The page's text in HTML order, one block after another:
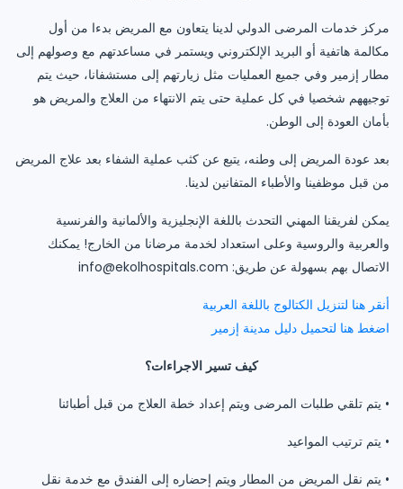
مركز خدمات المرضى الدولي لدينا يتعاون مع المريض بدءا من أول
مكالمة هاتفية أو البريد الإلكتروني ويستمر في مساعدتهم مع وصولهم إلى
مطار إزمير وفي جميع العمليات مثل زيارتهم إلى مستشفانا، حيث يتم
توجيههم شخصيا في كل عملية حتى يتم الانتهاء من العلاج والمريض هو
بأمان العودة إلى الوطن.
بعد عودة المريض إلى وطنه، يتبع عن كثب عملية الشفاء بعد علاج المريض
من قبل موظفينا والأطباء المتفانين لدينا.
يمكن لفريقنا المهني التحدث باللغة الإنجليزية والألمانية والفرنسية
والعربية والروسية وعلى استعداد لخدمة مرضانا من الخارج! يمكنك
الاتصال بهم بسهولة عن طريق: info@ekolhospitals.com
أنقر هنا لتنزيل الكتالوج باللغة العربية
اضغط هنا لتحميل دليل مدينة إزمير
كيف تسير الاجراءات؟
• يتم تلقي طلبات المرضى ويتم إعداد خطة العلاج من قبل أطبائنا
• يتم ترتيب المواعيد
• يتم نقل المريض من المطار ويتم إحضاره إلى الفندق مع خدمة نقل